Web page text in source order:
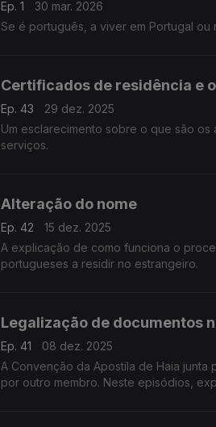
Ep. 1
30 mar. 2026
Se é português, a viver em Portugal
Certificados de residência e
Ep. 43
29 dez. 2025
Um esclarecimento sobre o que são
serviços.
Alteração do nome
Ep. 42
15 dez. 2025
A explicação de como funciona o
portugueses a residir no estrangeiro.
Legalização de documentos
Ep. 41
08 dez. 2025
A Convenção da Apostila de Haia
por outro membro. Neste episódios,